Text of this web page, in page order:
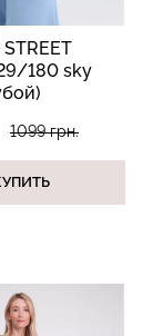
180 sky
грн.
black
грн.